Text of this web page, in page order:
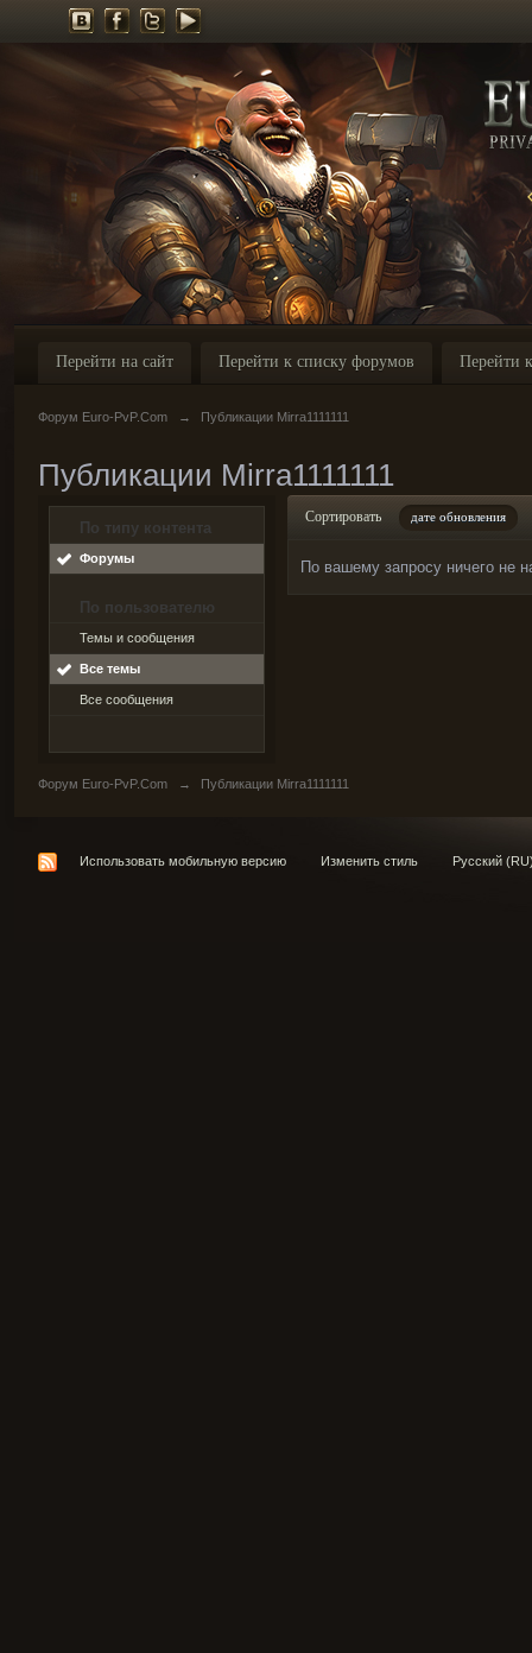
Перейти на сайт Перейти к списку форумов Перейти
Форум Euro-PvP.Com → Публикации Mirra1111111
Публикации Mirra1111111
По типу контента
Форумы
По пользователю
Темы и сообщения
Все темы
Все сообщения
Сортировать дате обновления
По вашему запросу ничего не
Форум Euro-PvP.Com → Публикации Mirra1111111
Использовать мобильную версию Изменить стиль Русский